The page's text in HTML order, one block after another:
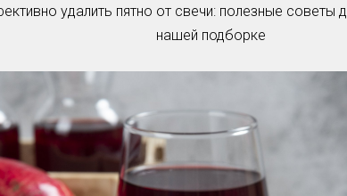
удалить пятно от свечи: полезные советы
нашей подборке